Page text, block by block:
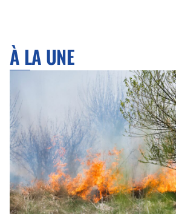
À LA UNE